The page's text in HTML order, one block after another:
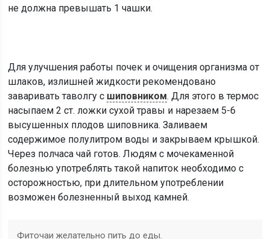
не должна превышать 1 чашки.
Для улучшения работы почек и очищения организма от
шлаков, излишней жидкости рекомендовано
заваривать таволгу с шиповником. Для этого в термос
насыпаем 2 ст. ложки сухой травы и нарезаем 5-6
высушенных плодов шиповника. Заливаем
содержимое полулитром воды и закрываем крышкой.
Через полчаса чай готов. Людям с мочекаменной
болезнью употреблять такой напиток необходимо с
осторожностью, при длительном употреблении
возможен болезненный выход камней.
Фиточаи желательно пить до еды.